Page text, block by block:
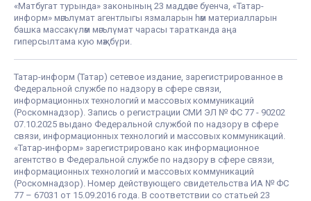
«Матбугат турында» законының 23 маддәсе буенча, «Татар-
информ» мәгълүмат агентлыгы язмаларын һәм материалларын
башка массакүләм мәгълүмат чарасы таратканда аңа
гиперсылтама кую мәҗбүри.
Татар-информ (Татар) сетевое издание, зарегистрированное в
Федеральной службе по надзору в сфере связи,
информационных технологий и массовых коммуникаций
(Роскомнадзор). Запись о регистрации СМИ ЭЛ № ФС 77 - 90202
07.10.2025 выдано Федеральной службой по надзору в сфере
связи, информационных технологий и массовых коммуникаций.
«Татар-информ» зарегистрировано как информационное
агентство в Федеральной службе по надзору в сфере связи,
информационных технологий и массовых коммуникаций
(Роскомнадзор). Номер действующего свидетельства ИА № ФС
77 – 67031 от 15.09.2016 года. В соответствии со статьей 23